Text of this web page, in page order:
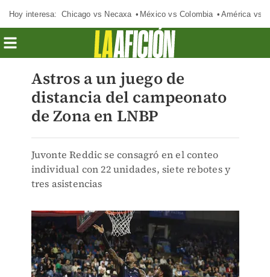
Hoy interesa: Chicago vs Necaxa México vs Colombia América vs
Astros a un juego de
distancia del campeonato
de Zona en LNBP
Juvonte Reddic se consagró en el conteo
individual con 22 unidades, siete rebotes y
tres asistencias